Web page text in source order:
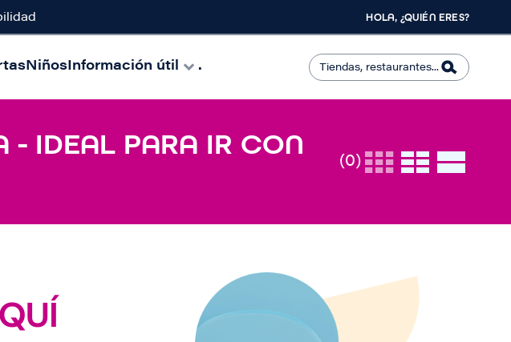
HOLA, ¿QUIÉN ERES?
NiñosInformación útil .
- IDEAL PARA IR CON
(0)